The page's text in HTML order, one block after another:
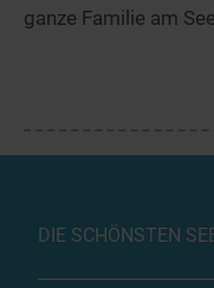
ganze Familie am
DIE SCHÖNSTEN